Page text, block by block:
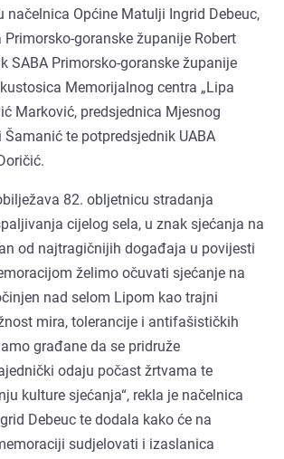
načelnica Općine Matulji Ingrid Debeuc,
goranske županije Robert
SABA Primorsko-goranske županije
Memorijalnog centra „Lipa
Marković, predsjednica Mjesnog
te potpredsjednik UABA
82. obljetnicu stradanja
cijelog sela, u znak sjećanja na
od najtragičnijih događaja u povijesti
želimo očuvati sjećanje na
nad selom Lipom kao trajni
mira, tolerancije i antifašističkih
građane da se pridruže
odaju počast žrtvama te
kulture sjećanja“, rekla je načelnica
Debeuc te dodala kako će na
sudjelovati i izaslanica